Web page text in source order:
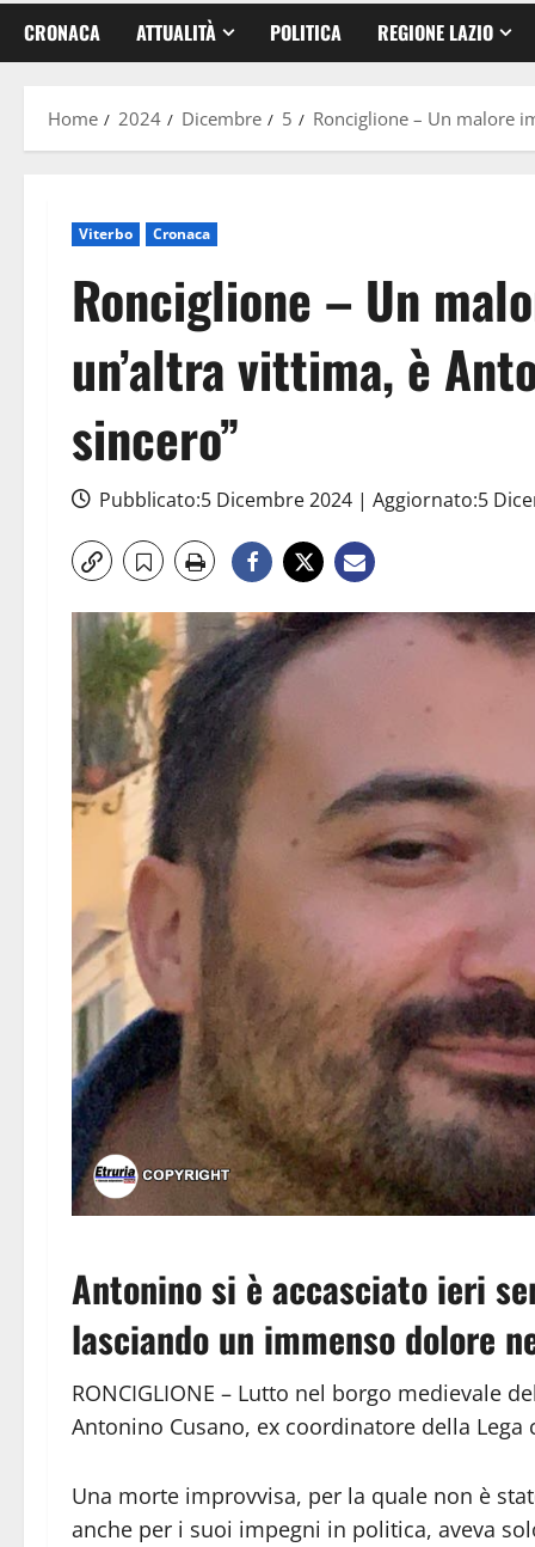
CRONACA ATTUALITÀ POLITICA REGIONE LAZIO
Home 2024 Dicembre 5 Ronciglione – Un malore
Viterbo Cronaca
Ronciglione – Un
un’altra vittima, è
sincero”
Pubblicato:5 Dicembre 2024 | Aggiornato:5
Antonino si è accasciato ieri
lasciando un immenso dolore
RONCIGLIONE – Lutto nel borgo medievale
Antonino Cusano, ex coordinatore della
Una morte improvvisa, per la quale non è
anche per i suoi impegni in politica, aveva